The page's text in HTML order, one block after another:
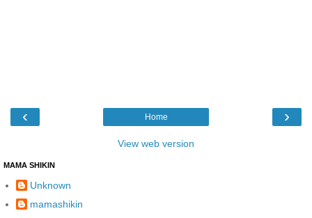
‹ ›
Home
View web version
MAMA SHIKIN
Unknown
mamashikin